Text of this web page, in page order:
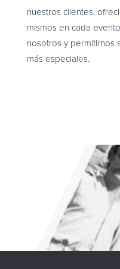
nuestros clientes,
mismos en cada
nosotros y permitirnos
más especiales.